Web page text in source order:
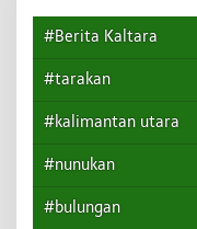
#Berita Kaltara
#tarakan
#kalimantan utara
#nunukan
#bulungan